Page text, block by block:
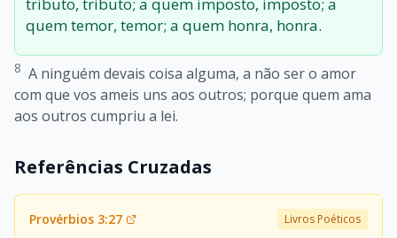
quem temor, temor; a quem honra, honra.
8 A ninguém devais coisa alguma, a não ser o amor
com que vos ameis uns aos outros; porque quem ama
aos outros cumpriu a lei.
Referências Cruzadas
Provérbios 3:27 Livros Poéticos